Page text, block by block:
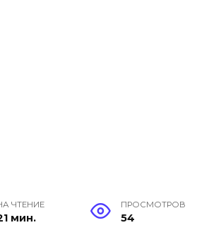
ЧТЕНИЕ
мин.
ПРОСМОТРОВ
54